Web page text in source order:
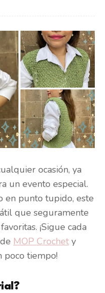
ocasión, ya
un evento especial.
en punto tupido, este
que seguramente
¡Sigue cada
MOP Crochet y
poco tiempo!